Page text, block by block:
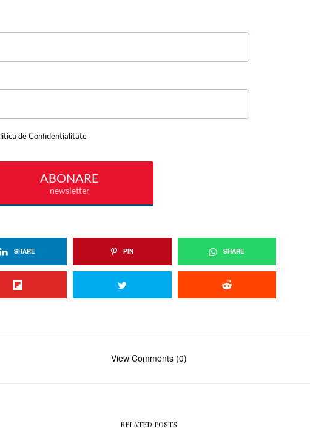
SHARE PIN SHARE
View Comments (0)
RELATED POSTS